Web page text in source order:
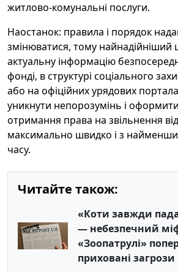
житлово-комунальні послуги.
Наостанок: правила і порядок
змінюватися, тому
актуальну інформацію
фонді, в структурі соціального
або на офіційних урядових
уникнути непорозумінь і оформити
отримання права на звільнення
максимально швидко і з
часу.
Читайте також:
«Коти завжди
— небезпечний
«Зоопатрулі»
приховані загрози